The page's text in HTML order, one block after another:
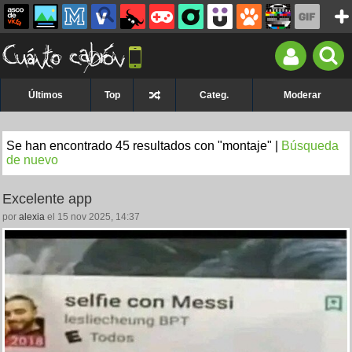
Últimos Top Categ. Moderar
Se han encontrado 45 resultados con "montaje" |
Búsqueda
de nuevo
Excelente app
por alexia el 15 nov 2025, 14:37